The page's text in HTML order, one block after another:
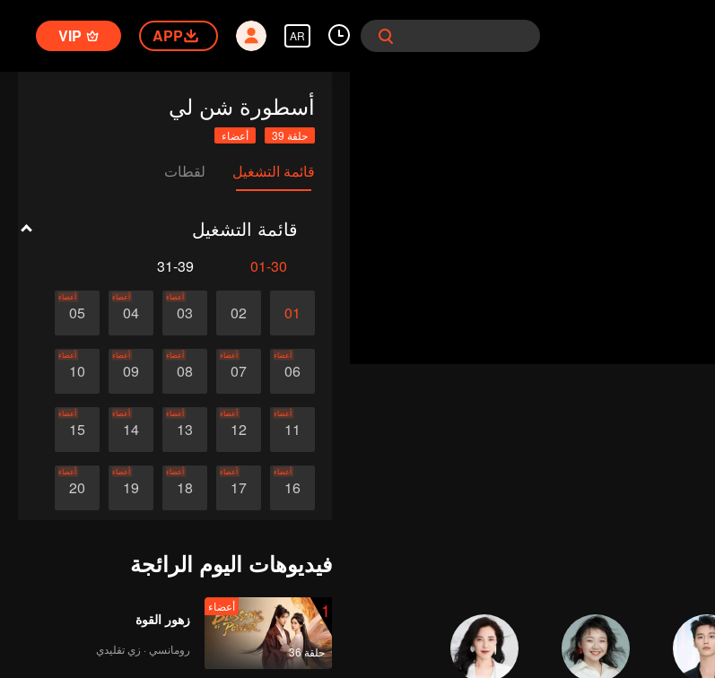
AR
APP
VIP
أسطورة شن لي
حلقة 39 أعضاء
قائمة التشغيل لقطات
قائمة التشغيل
01-30
31-39
01
02
03
أعضاء
04
أعضاء
05
أعضاء
06
أعضاء
07
أعضاء
08
أعضاء
09
أعضاء
10
أعضاء
11
أعضاء
12
أعضاء
13
أعضاء
14
أعضاء
15
أعضاء
16
أعضاء
17
أعضاء
18
أعضاء
19
أعضاء
20
أعضاء
26
27
فيديوهات اليوم الرائجة
1
حلقة 36
أعضاء
زهور القوة
رومانسي · زي تقليدي